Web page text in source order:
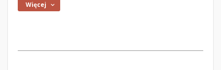
Więcej